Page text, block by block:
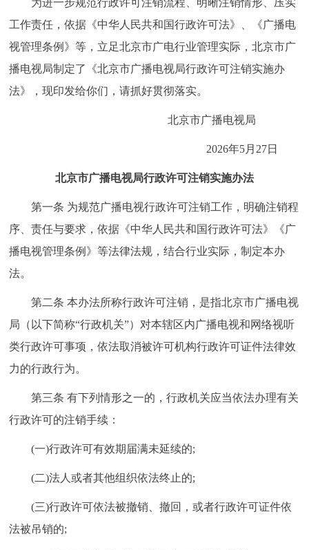
便民服务 利企服务 投资项目
我要建议
走进北京
绿色北京 图说北京 视频北京
多语种
ENGLISH
DEUTSCH
ESPAÑOL العربية
为进一步规范行政许可注销流程、明晰注销情形、压实
工作责任，依据《中华人民共和国行政许可法》、《广播电
视管理条例》等，立足北京市广电行业管理实际，北京市广
播电视局制定了《北京市广播电视局行政许可注销实施办
法》，现印发给你们，请抓好贯彻落实。
北京市广播电视局
2026年5月27日
北京市广播电视局行政许可注销实施办法
第一条 为规范广播电视行政许可注销工作，明确注销程
序、责任与要求，依据《中华人民共和国行政许可法》《广
播电视管理条例》等法律法规，结合行业实际，制定本办
法。
第二条 本办法所称行政许可注销，是指北京市广播电视
局（以下简称“行政机关”）对本辖区内广播电视和网络视听
类行政许可事项，依法取消被许可机构行政许可证件法律效
力的行政行为。
第三条 有下列情形之一的，行政机关应当依法办理有关
行政许可的注销手续：
(一)行政许可有效期届满未延续的;
(二)法人或者其他组织依法终止的;
(三)行政许可依法被撤销、撤回，或者行政许可证件依
法被吊销的;